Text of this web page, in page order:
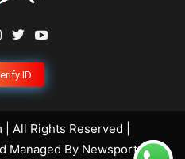
ID
All Rights Reserved |
Managed By Newsportal